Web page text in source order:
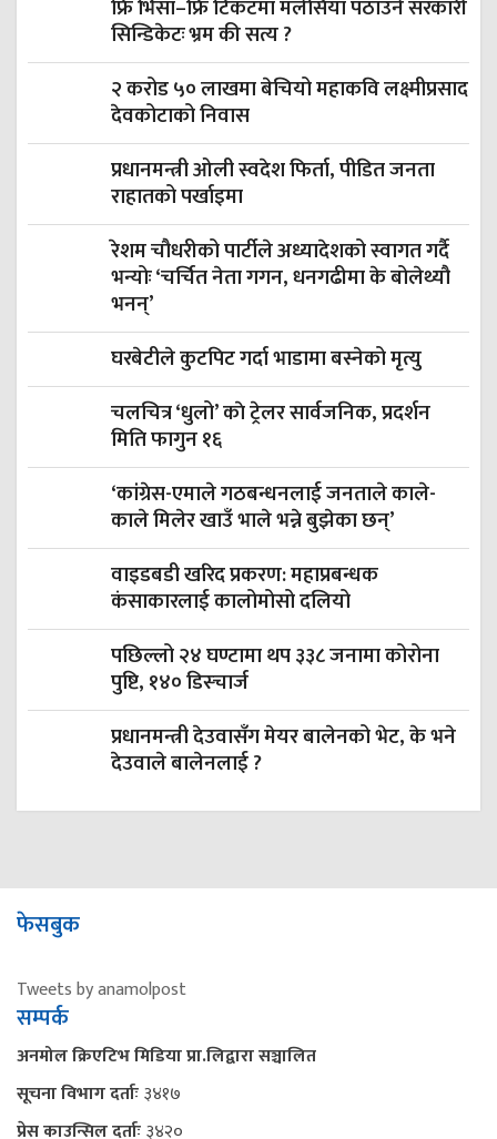
फ्रि भिसा–फ्रि टिकटमा मलेसिया पठाउने सरकारी
सिन्डिकेटः भ्रम की सत्य ?
२ करोड ५० लाखमा बेचियो महाकवि लक्ष्मीप्रसाद
देवकोटाको निवास
प्रधानमन्त्री ओली स्वदेश फिर्ता, पीडित जनता
राहातको पर्खाइमा
रेशम चौधरीको पार्टीले अध्यादेशको स्वागत गर्दै
भन्योः ‘चर्चित नेता गगन, धनगढीमा के बोलेथ्यौ
भनन्’
घरबेटीले कुटपिट गर्दा भाडामा बस्नेको मृत्यु
चलचित्र ‘धुलो’ काे ट्रेलर सार्वजनिक, प्रदर्शन
मिति फागुन १६
‘कांग्रेस-एमाले गठबन्धनलाई जनताले काले-
काले मिलेर खाउँ भाले भन्ने बुझेका छन्’
वाइडबडी खरिद प्रकरण: महाप्रबन्धक
कंसाकारलाई कालोमोसो दलियो
पछिल्लो २४ घण्टामा थप ३३८ जनामा कोरोना
पुष्टि, १४० डिस्चार्ज
प्रधानमन्त्री देउवासँग मेयर बालेनको भेट, के भने
देउवाले बालेनलाई ?
फेसबुक
Tweets by anamolpost
सम्पर्क
अनमोल क्रिएटिभ मिडिया प्रा.लिद्वारा सञ्चालित
सूचना विभाग दर्ताः३४१७
प्रेस काउन्सिल दर्ताः३४२०